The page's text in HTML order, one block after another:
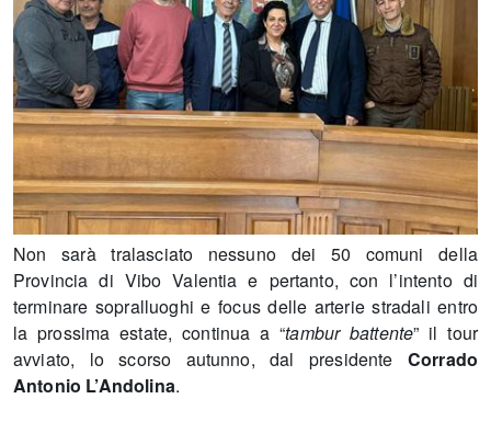
Non sarà tralasciato nessuno dei 50 comuni della
Provincia di Vibo Valentia e pertanto, con l’intento di
terminare sopralluoghi e focus delle arterie stradali entro
la prossima estate, continua a “tambur battente” il tour
avviato, lo scorso autunno, dal presidente Corrado
Antonio L’Andolina.